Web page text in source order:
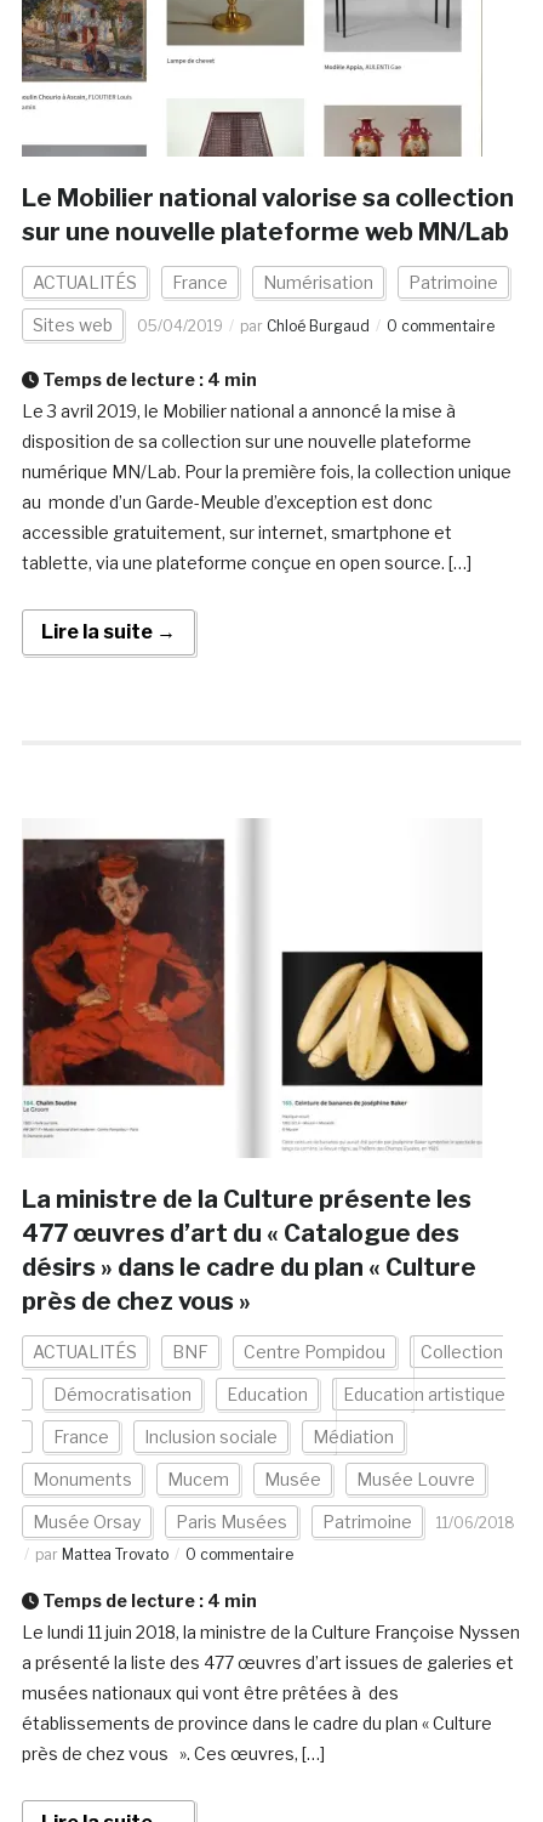
Le Mobilier national valorise sa collection
sur une nouvelle plateforme web MN/Lab
ACTUALITÉS France Numérisation Patrimoine
Sites web 05/04/2019 par Chloé Burgaud 0 commentaire
Temps de lecture : 4 min
Le 3 avril 2019, le Mobilier national a annoncé la mise à
disposition de sa collection sur une nouvelle plateforme
numérique MN/Lab. Pour la première fois, la collection unique
au monde d’un Garde-Meuble d’exception est donc
accessible gratuitement, sur internet, smartphone et
tablette, via une plateforme conçue en open source. […]
Lire la suite →
La ministre de la Culture présente les
477 œuvres d’art du « Catalogue des
désirs » dans le cadre du plan « Culture
près de chez vous »
ACTUALITÉS BNF Centre Pompidou Collection
Démocratisation Education Education artistique
France Inclusion sociale Médiation
Monuments Mucem Musée Musée Louvre
Musée Orsay Paris Musées Patrimoine
11/06/2018
par Mattea Trovato 0 commentaire
Temps de lecture : 4 min
Le lundi 11 juin 2018, la ministre de la Culture Françoise Nyssen
a présenté la liste des 477 œuvres d’art issues de galeries et
musées nationaux qui vont être prêtées à des
établissements de province dans le cadre du plan « Culture
près de chez vous ». Ces œuvres, […]